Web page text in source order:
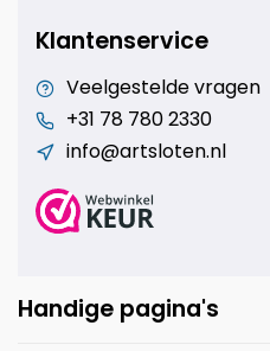
Klantenservice
Veelgestelde vragen
+31 78 780 2330
info@artsloten.nl
Handige pagina's